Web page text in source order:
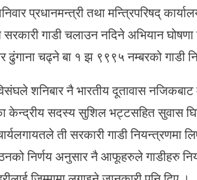
प्रधानमन्त्री तथा मन्त्रिपरिषद्
सरकारी गाडी चलाउन नदिने अभियान
ढुंगाना चढ्ने बा १ झ ९९९५ नम्बरको गाडी
शनिबार नै भारतीय दूतावास
केन्द्रीय सदस्य सुशिल भट्टसहित सुवास
ती सरकारी गाडी
निर्णय अनुसार नै आफूहरुले गाडीहरु